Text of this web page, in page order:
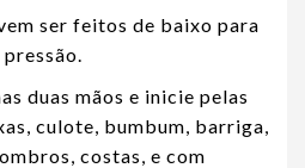
ser feitos de baixo para
duas mãos e inicie pelas
culote, bumbum, barriga,
costas, e com